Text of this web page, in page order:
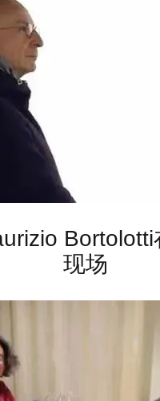
现场